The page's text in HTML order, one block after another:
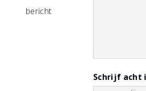
bericht
Schrijf acht